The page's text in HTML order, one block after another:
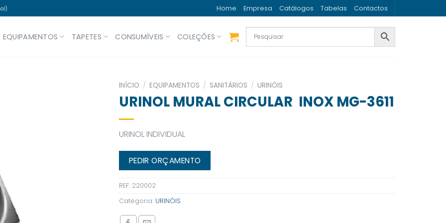
Home Empresa Catálogos Tabelas Contactos
EQUIPAMENTOS TAPETES CONSUMÍVEIS COLEÇÕES
INÍCIO / EQUIPAMENTOS / SANITÁRIOS / URINÓIS
URINOL MURAL CIRCULAR INOX MG-3611
URINOL INDIVIDUAL
PEDIR ORÇAMENTO
REF: 220002
Categoria: URINÓIS